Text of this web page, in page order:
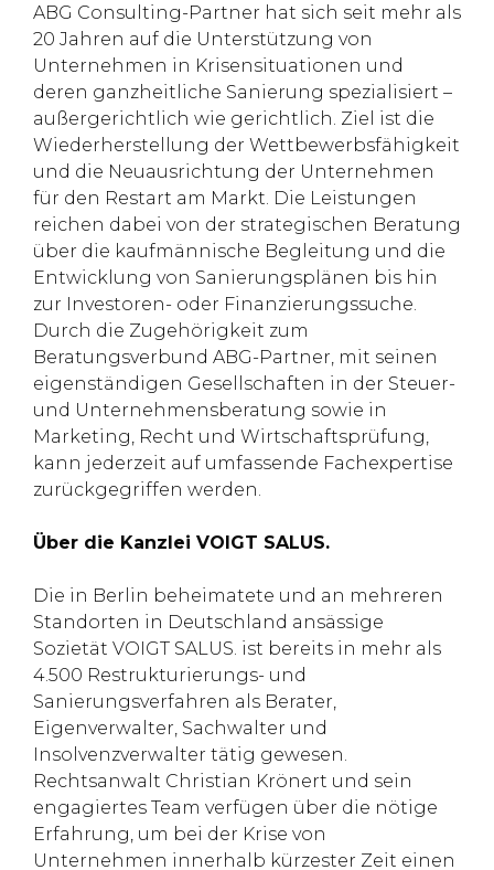
ABG Consulting-Partner hat sich seit mehr als
20 Jahren auf die Unterstützung von
Unternehmen in Krisensituationen und
deren ganzheitliche Sanierung spezialisiert –
außergerichtlich wie gerichtlich. Ziel ist die
Wiederherstellung der Wettbewerbsfähigkeit
und die Neuausrichtung der Unternehmen
für den Restart am Markt. Die Leistungen
reichen dabei von der strategischen Beratung
über die kaufmännische Begleitung und die
Entwicklung von Sanierungsplänen bis hin
zur Investoren- oder Finanzierungssuche.
Durch die Zugehörigkeit zum
Beratungsverbund ABG-Partner, mit seinen
eigenständigen Gesellschaften in der Steuer-
und Unternehmensberatung sowie in
Marketing, Recht und Wirtschaftsprüfung,
kann jederzeit auf umfassende Fachexpertise
zurückgegriffen werden.
Über die Kanzlei VOIGT SALUS.
Die in Berlin beheimatete und an mehreren
Standorten in Deutschland ansässige
Sozietät VOIGT SALUS. ist bereits in mehr als
4.500 Restrukturierungs- und
Sanierungsverfahren als Berater,
Eigenverwalter, Sachwalter und
Insolvenzverwalter tätig gewesen.
Rechtsanwalt Christian Krönert und sein
engagiertes Team verfügen über die nötige
Erfahrung, um bei der Krise von
Unternehmen innerhalb kürzester Zeit einen